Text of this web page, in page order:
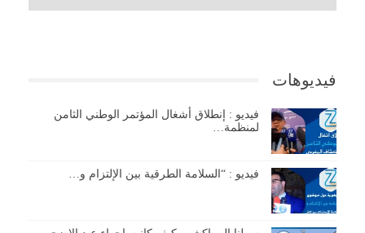
فيديوهات
فيديو : إنطلاق أشغال المؤتمر الوطني الثامن
لمنظمة…
فيديو : “السلامة الطرقية بين الإلتزام و…